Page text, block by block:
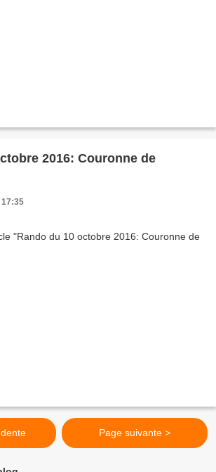
2016: Couronne de
17:35
Page suivante >